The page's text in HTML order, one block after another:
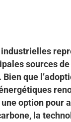
sources
Bien que
option pour
la